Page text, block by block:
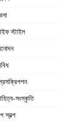
স্টাইল
সংস্কৃতি
স্বল্প